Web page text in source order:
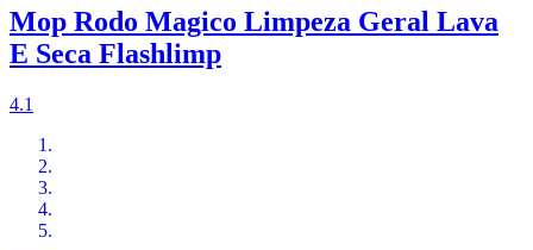
Mop Rodo Magico Limpeza Geral Lava
E Seca Flashlimp
4.1